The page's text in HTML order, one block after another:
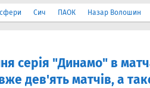
Сич ПАОК Назар Волошин
серія "Динамо" в
дев'ять матчів, а